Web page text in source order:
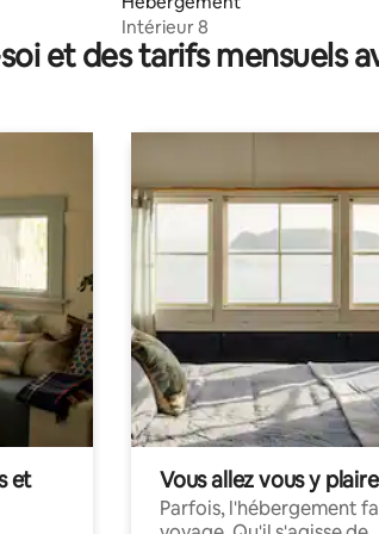
Intérieur 8
et des tarifs mensuels
et
Vous allez vous y plaire
Parfois, l'hébergement